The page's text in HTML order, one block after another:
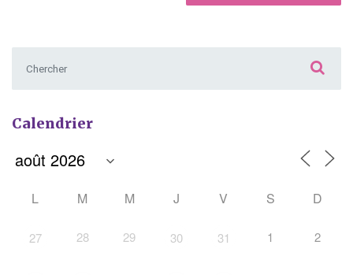
Calendrier
L M M J V S D
27 28 29 30 31 1 2